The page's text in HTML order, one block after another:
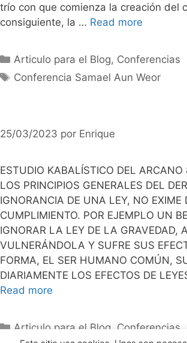
trío con que comienza la creación del
consiguiente, la … Read more
Categorías
Articulo para el Blog, Conferencias
Etiquetas
Conferencia Samael Aun Weor
25/03/2023 por Enrique
ESTUDIO KABALÍSTICO DEL ARCANO
LOS PRINCIPIOS GENERALES DEL
IGNORANCIA DE UNA LEY, NO EXIME
CUMPLIMIENTO. POR EJEMPLO UN
IGNORAR LA LEY DE LA GRAVEDAD,
VULNERÁNDOLA Y SUFRE SUS
FORMA, EL SER HUMANO COMÚN,
DIARIAMENTE LOS EFECTOS DE
Read more
Categorías
Articulo para el Blog Conferencias